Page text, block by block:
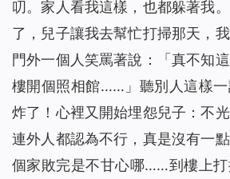
叨。家人看我這樣，也都躲著我
了，兒子讓我去幫忙打掃那天，
門外一個人笑罵著說：「真不知
樓開個照相館……」聽別人這樣
炸了！心裡又開始埋怨兒子：不
連外人都認為不行，真是沒有一
個家敗完是不甘心哪……到樓上